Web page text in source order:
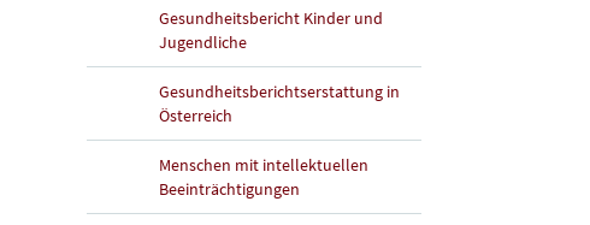
Gesundheitsbericht Kinder und
Jugendliche
Gesundheitsberichtserstattung in
Österreich
Menschen mit intellektuellen
Beeinträchtigungen